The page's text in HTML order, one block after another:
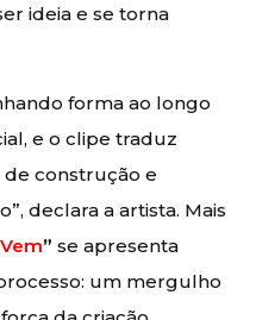
ideia e se torna
forma ao longo
e o clipe traduz
construção e
declara a artista. Mais
”se apresenta
um mergulho